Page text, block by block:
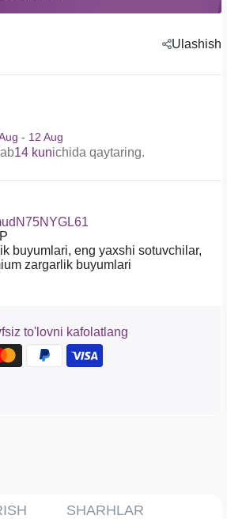
Ulashish
- 12 Aug
14 kunichida qaytaring.
buyumlari, eng yaxshi sotuvchilar,
zargarlik buyumlari
to'lovni kafolatlang
SHARHLAR